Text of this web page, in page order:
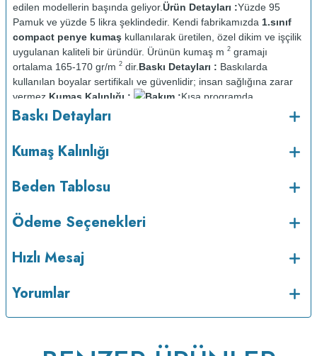
edilen modellerin başında geliyor.Ürün Detayları :Yüzde 95
Pamuk ve yüzde 5 likra şeklindedir. Kendi fabrikamızda 1.sınıf
compact penye kumaş kullanılarak üretilen, özel dikim ve işçilik
uygulanan kaliteli bir üründür. Ürünün kumaş m 2 gramajı
ortalama 165-170 gr/m 2 dir. Baskı Detayları : Baskılarda
kullanılan boyalar sertifikalı ve güvenlidir; insan sağlığına zarar
vermez. Kumaş Kalınlığı : Bakım :Kısa programda
maksimum 30 C sıcaklıkta ve tersten yıkanır.
Kurutma makinesinde kurutulmaz.
Baskı Detayları
Kumaş Kalınlığı
Beden Tablosu
Ödeme Seçenekleri
Hızlı Mesaj
Yorumlar